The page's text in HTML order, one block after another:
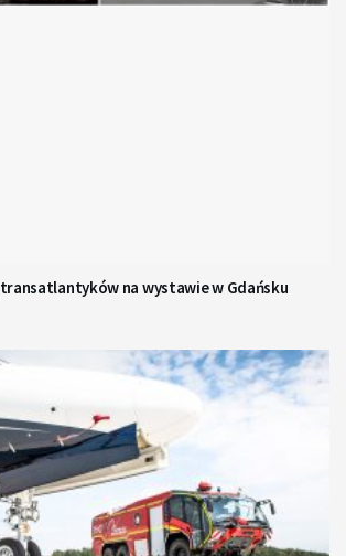
na wystawie w Gdańsku